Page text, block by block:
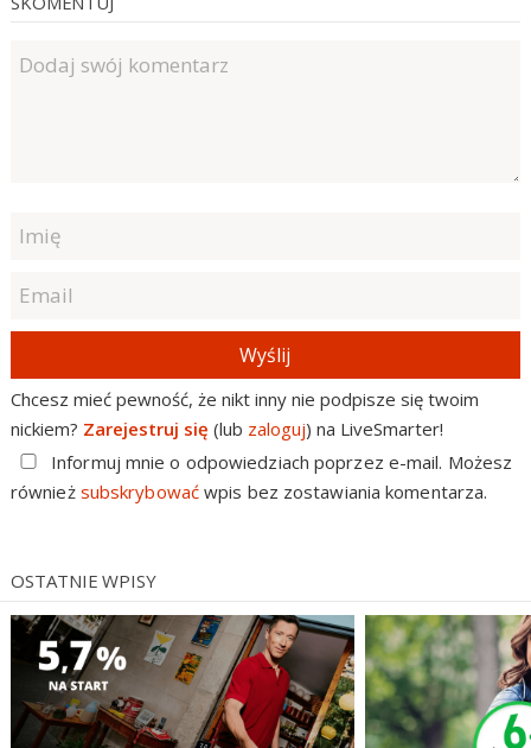
Wyślij
Chcesz mieć pewność, że nikt inny nie podpisze się twoim
nickiem? Zarejestruj się (lub zaloguj) na LiveSmarter!
Informuj mnie o odpowiedziach poprzez e-mail. Możesz
również subskrybowaćwpis bez zostawiania komentarza.
OSTATNIE WPISY